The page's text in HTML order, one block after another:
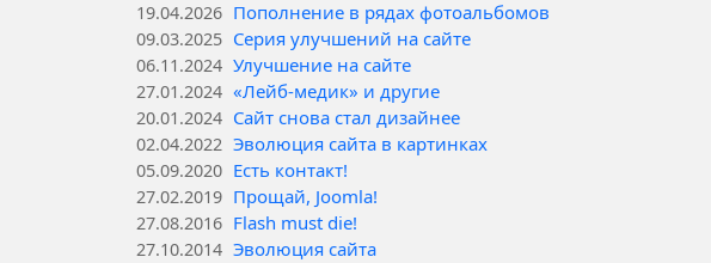
19.04.2026 Пополнение в рядах фотоальбомов
09.03.2025 Серия улучшений на сайте
06.11.2024 Улучшение на сайте
27.01.2024 «Лейб-медик» и другие
20.01.2024 Сайт снова стал дизайнее
02.04.2022 Эволюция сайта в картинках
05.09.2020 Есть контакт!
27.02.2019 Прощай, Joomla!
27.08.2016 Flash must die!
27.10.2014 Эволюция сайта